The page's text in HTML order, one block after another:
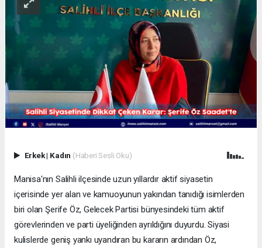
Erkek| Kadın (Haberi Sesli Oku)
Manisa'nın Salihli ilçesinde uzun yıllardır aktif siyasetin
içerisinde yer alan ve kamuoyunun yakından tanıdığı isimlerden
biri olan Şerife Öz, Gelecek Partisi bünyesindeki tüm aktif
görevlerinden ve parti üyeliğinden ayrıldığını duyurdu. Siyasi
kulislerde geniş yankı uyandıran bu kararın ardından Öz,